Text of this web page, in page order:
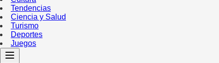
Tendencias
Ciencia y Salud
Turismo
Deportes
Juegos